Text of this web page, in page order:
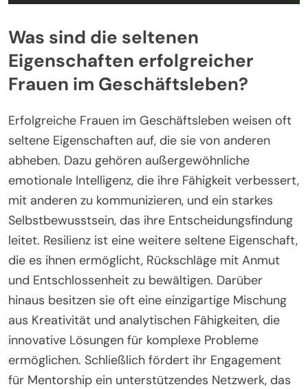
Was sind die seltenen
Eigenschaften erfolgreicher
Frauen im Geschäftsleben?
Erfolgreiche Frauen im Geschäftsleben weisen oft
seltene Eigenschaften auf, die sie von anderen
abheben. Dazu gehören außergewöhnliche
emotionale Intelligenz, die ihre Fähigkeit verbessert,
mit anderen zu kommunizieren, und ein starkes
Selbstbewusstsein, das ihre Entscheidungsfindung
leitet. Resilienz ist eine weitere seltene Eigenschaft,
die es ihnen ermöglicht, Rückschläge mit Anmut
und Entschlossenheit zu bewältigen. Darüber
hinaus besitzen sie oft eine einzigartige Mischung
aus Kreativität und analytischen Fähigkeiten, die
innovative Lösungen für komplexe Probleme
ermöglichen. Schließlich fördert ihr Engagement
für Mentorship ein unterstützendes Netzwerk, das